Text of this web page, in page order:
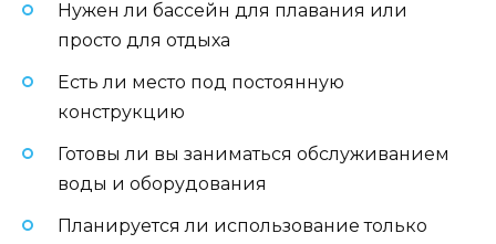
Нужен ли бассейн для плавания или
просто для отдыха
Есть ли место под постоянную
конструкцию
Готовы ли вы заниматься обслуживанием
воды и оборудования
Планируется ли использование только